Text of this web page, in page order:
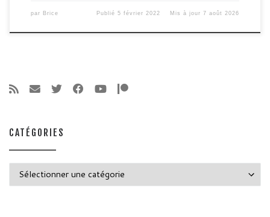
par Brice Publié5 février 2022 Mis à jour7 août 2026
CATÉGORIES